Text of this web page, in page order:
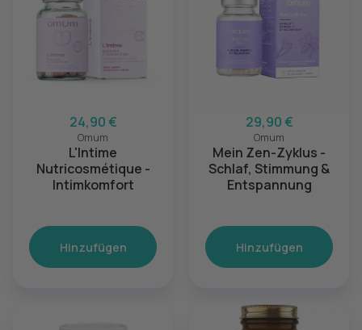
24,90 €
Omum
L'Intime
Nutricosmétique -
Intimkomfort
Hinzufügen
29,90 €
Omum
Mein Zen-Zyklus -
Schlaf, Stimmung &
Entspannung
Hinzufügen